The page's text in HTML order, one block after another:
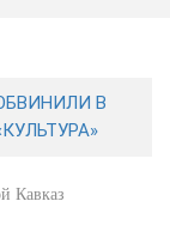
В
Кавказ